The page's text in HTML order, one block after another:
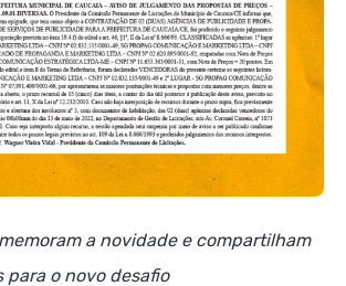
a novidade e compartilham
para o novo desafio